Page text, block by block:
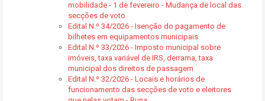
mobilidade - 1 de fevereiro - Mudança de local das
secções de voto
Edital N.º 34/2026 - Isenção do pagamento de
bilhetes em equipamentos municipais
Edital N.º 33/2026 - Imposto municipal sobre
imóveis, taxa variável de IRS, derrama, taxa
municipal dos direitos de passagem
Edital N.º 32/2026 - Locais e horários de
funcionamento das secções de voto e eleitores